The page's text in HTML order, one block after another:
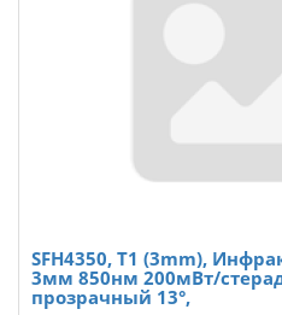
SFH4350, T1 (3mm),
3мм 850нм 200мВт/
прозрачный 13°,